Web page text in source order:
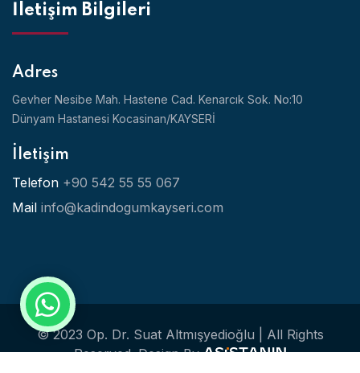
İletişim Bilgileri
Adres
Gevher Nesibe Mah. Hastene Cad. Kenarcık Sok. No:10
Dünyam Hastanesi Kocasinan/KAYSERİ
İletişim
Telefon +90 542 55 55 067
Mail info@kadindogumkayseri.com
© 2023 Op. Dr. Suat Altmışyedioğlu | All Rights
Reserved.Design By